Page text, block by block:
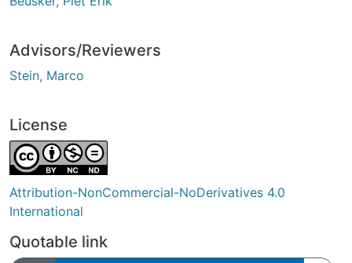
Advisors/Reviewers
Stein, Marco
License
Attribution-NonCommercial-NoDerivatives 4.0
International
Quotable link